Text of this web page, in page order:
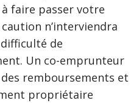
faire passer votre
n’interviendra
difficulté de
Un co-emprunteur
remboursements et
propriétaire